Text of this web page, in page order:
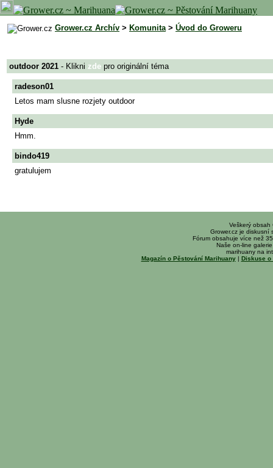
Grower.cz Archív > Komunita> Úvod do Groweru
outdoor 2021 - Klikni zde pro originální téma
radeson01
Letos mam slusne rozjety outdoor
Hyde
Hmm.
bindo419
gratulujem
Veškerý obsah
Grower.cz je diskusní
Fórum obsahuje více než
Naše on-line
marihuany na
Magazín o Pěstování Marihuany| Diskuse o